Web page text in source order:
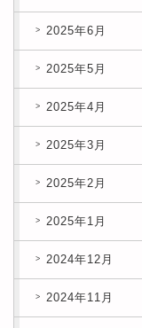
2025年6月
2025年5月
2025年4月
2025年3月
2025年2月
2025年1月
2024年12月
2024年11月